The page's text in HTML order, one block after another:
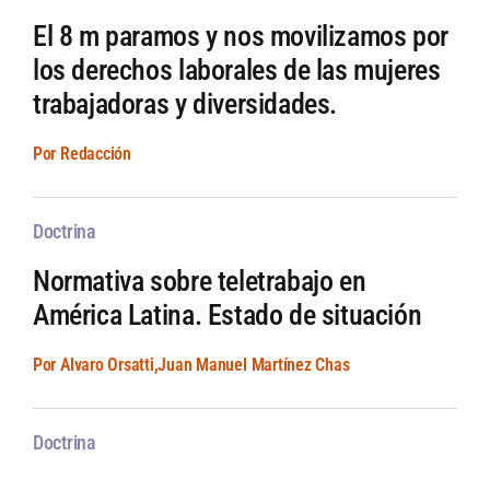
El 8 m paramos y nos movilizamos por
los derechos laborales de las mujeres
trabajadoras y diversidades.
Por Redacción
Doctrina
Normativa sobre teletrabajo en
América Latina. Estado de situación
Por Alvaro Orsatti,Juan Manuel Martínez Chas
Doctrina